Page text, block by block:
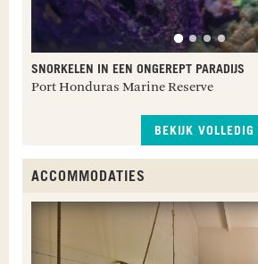
SNORKELEN IN EEN ONGEREPT PARADIJS
Port Honduras Marine Reserve
BEKIJK
ACCOMMODATIES